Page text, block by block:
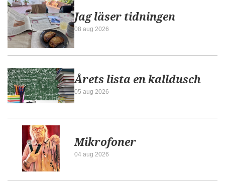
Jag läser tidningen
08 aug 2026
Årets lista en kalldusch
05 aug 2026
Mikrofoner
04 aug 2026